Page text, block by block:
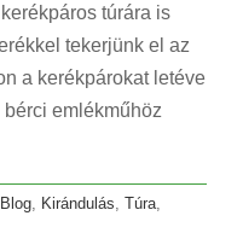
túrára is
tekerjünk el az
a kerékpárokat letéve
emlékműhöz
Blog Kirándulás Túra